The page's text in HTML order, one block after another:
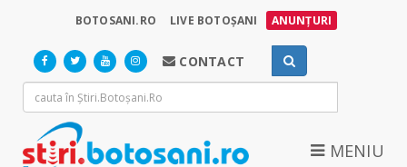
BOTOSANI.RO LIVE BOTOȘANI ANUNȚURI
CONTACT
MENIU